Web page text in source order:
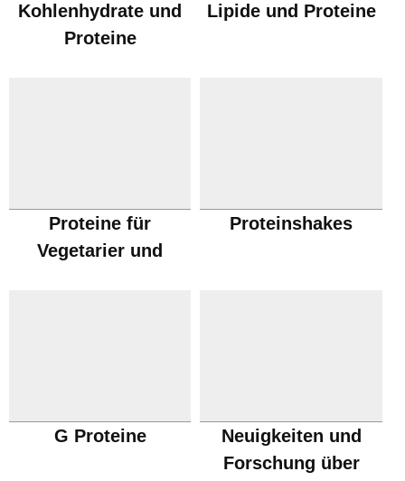
Kohlenhydrate und
Proteine
Lipide und Proteine
Proteine für
Vegetarier und
Proteinshakes
G Proteine
Neuigkeiten und
Forschung über